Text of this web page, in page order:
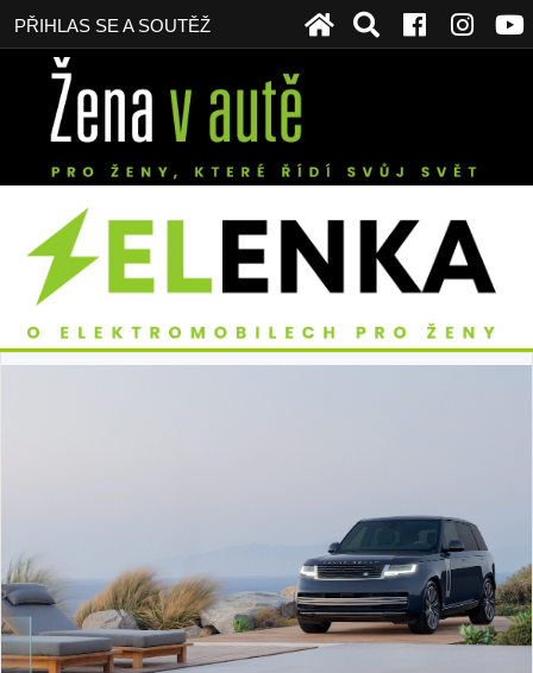
PŘIHLAS SE A SOUTĚŽ